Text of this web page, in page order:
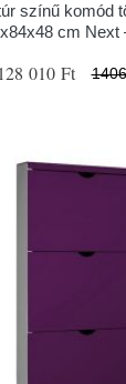
színű komód
cm Next
128 010 Ft